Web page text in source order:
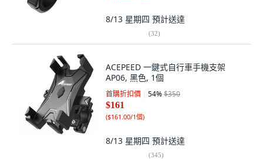
8/13 星期四 預計送達
(32)
ACEPEED 一鍵式自行車手機支架
AP06, 黑色, 1個
首購折扣價 54%$350
$161
($161.00/1個)
8/13 星期四 預計送達
(345)